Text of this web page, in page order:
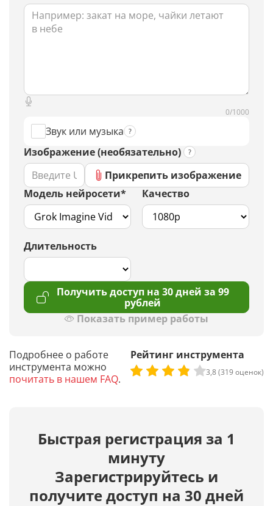
0/1000
Звук или музыка
Изображение (необязательно)
Прикрепить изображение
Модель нейросети*
Качество
Длительность
Получить доступ на 30 дней за 99
рублей
Показать пример работы
Подробнее о работе
инструмента можно
почитать в нашем FAQ.
Рейтинг инструмента
3,8 (319 оценок)
Быстрая регистрация за 1
минуту
Зарегистрируйтесь и
получите доступ на 30 дней